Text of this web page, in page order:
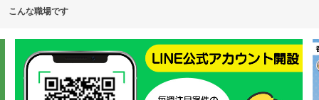
こんな職場です